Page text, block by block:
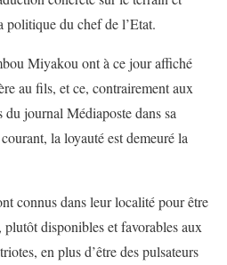
politique du chef de l’Etat.
Miyakou ont à ce jour affiché
au fils, et ce, contrairement aux
journal Médiaposte dans sa
la loyauté est demeuré la
connus dans leur localité pour être
plutôt disponibles et favorables aux
en plus d’être des pulsateurs